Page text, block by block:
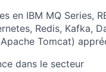
en IBM MQ Series,
Redis, Kafka,
Tomcat)
dans le secteur